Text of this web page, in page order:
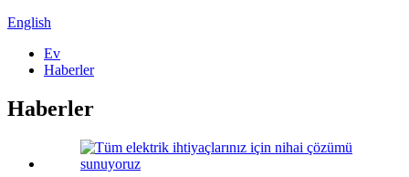
English
Ev
Haberler
Haberler